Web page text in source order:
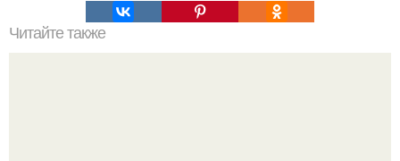
Читайте также